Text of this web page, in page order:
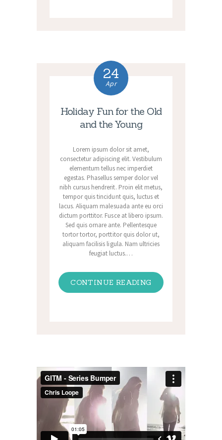
24
Apr
Holiday Fun for the Old
and the Young
Lorem ipsum dolor sit amet,
consectetur adipiscing elit. Vestibulum
elementum tellus nec imperdiet
egestas. Phasellus semper dolor vel
nibh cursus hendrerit. Proin elit metus,
tempor quis tincidunt quis, luctus et
lacus. Aliquam malesuada ante eu orci
dictum porttitor. Fusce at libero ipsum.
Sed quis ornare ante. Pellentesque
tortor tortor, porttitor quis dolor ut,
aliquam facilisis ligula. Nam ultricies
feugiat luctus.…
CONTINUE READING